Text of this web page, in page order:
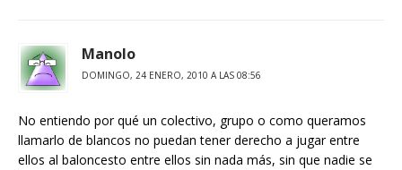
Manolo
DOMINGO, 24 ENERO, 2010 A LAS 08:56
No entiendo por qué un colectivo, grupo o como queramos
llamarlo de blancos no puedan tener derecho a jugar entre
ellos al baloncesto entre ellos sin nada más, sin que nadie se